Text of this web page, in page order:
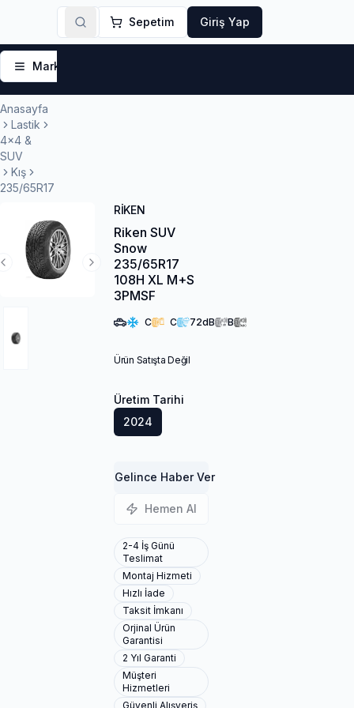
Sepetim Giriş Yap
Markalar
Anasayfa
Lastik
4x4 &
SUV
Kış
235/65R17
Next Slide
Previous Slide
RIKEN
Riken SUV
Snow
235/65R17
108H XL M+S
3PMSF
C C 72dB B
Ürün Satışta Değil
Üretim Tarihi
2024
Gelince Haber Ver
Hemen Al
2-4 İş Günü
Teslimat
Montaj Hizmeti
Hızlı İade
Taksit İmkanı
Orjinal Ürün
Garantisi
2 Yıl Garanti
Müşteri
Hizmetleri
Güvenli Alışveriş